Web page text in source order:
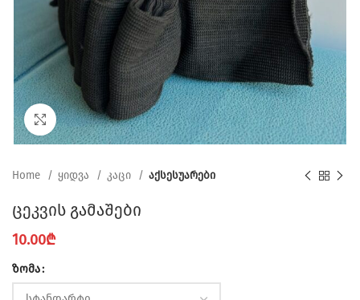
Click to enlarge
Home ყიდვა კაცი აქსესუარები
ცეკვის გამაშები
10.00₾
ზომა